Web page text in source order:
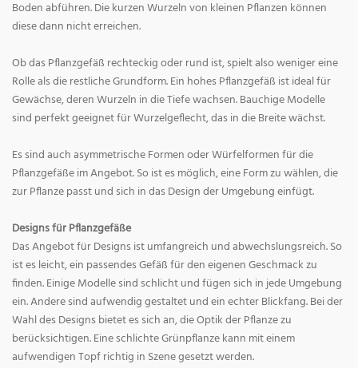
Boden abführen. Die kurzen Wurzeln von kleinen Pflanzen können
diese dann nicht erreichen.
Ob das Pflanzgefäß rechteckig oder rund ist, spielt also weniger eine
Rolle als die restliche Grundform. Ein hohes Pflanzgefäß ist ideal für
Gewächse, deren Wurzeln in die Tiefe wachsen. Bauchige Modelle
sind perfekt geeignet für Wurzelgeflecht, das in die Breite wächst.
Es sind auch asymmetrische Formen oder Würfelformen für die
Pflanzgefäße im Angebot. So ist es möglich, eine Form zu wählen, die
zur Pflanze passt und sich in das Design der Umgebung einfügt.
Designs für Pflanzgefäße
Das Angebot für Designs ist umfangreich und abwechslungsreich. So
ist es leicht, ein passendes Gefäß für den eigenen Geschmack zu
finden. Einige Modelle sind schlicht und fügen sich in jede Umgebung
ein. Andere sind aufwendig gestaltet und ein echter Blickfang. Bei der
Wahl des Designs bietet es sich an, die Optik der Pflanze zu
berücksichtigen. Eine schlichte Grünpflanze kann mit einem
aufwendigen Topf richtig in Szene gesetzt werden.